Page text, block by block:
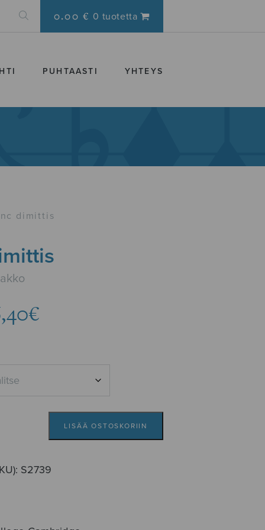
0.00 € 0 tuotetta
PUHTAASTI YHTEYS
dimittis
€
LISÄÄ OSTOSKORIIN
S2739